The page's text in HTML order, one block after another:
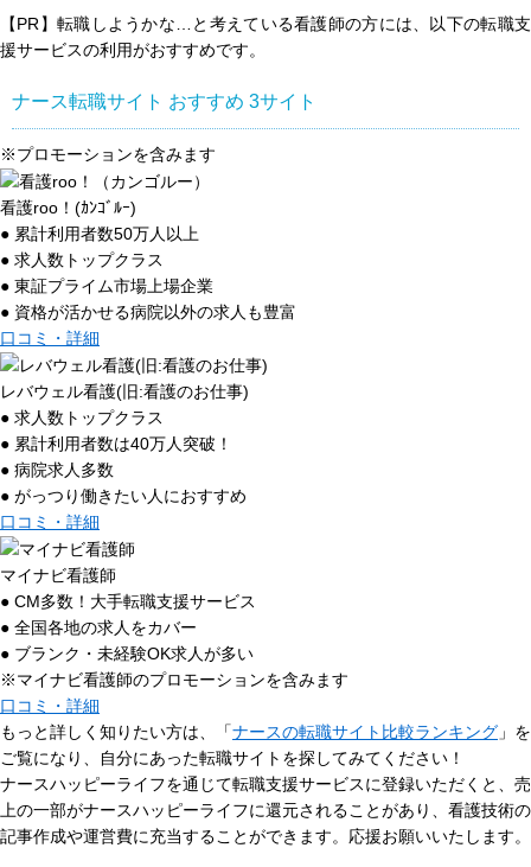
【PR】転職しようかな…と考えている看護師の方には、以下の転職支
援サービスの利用がおすすめです。
ナース転職サイト おすすめ 3サイト
※プロモーションを含みます
看護roo！(ｶﾝｺﾞﾙｰ)
● 累計利用者数50万人以上
● 求人数トップクラス
● 東証プライム市場上場企業
● 資格が活かせる病院以外の求人も豊富
口コミ・詳細
レバウェル看護(旧:看護のお仕事)
● 求人数トップクラス
● 累計利用者数は40万人突破！
● 病院求人多数
● がっつり働きたい人におすすめ
口コミ・詳細
マイナビ看護師
● CM多数！大手転職支援サービス
● 全国各地の求人をカバー
● ブランク・未経験OK求人が多い
※マイナビ看護師のプロモーションを含みます
口コミ・詳細
もっと詳しく知りたい方は、「ナースの転職サイト比較ランキング 」を
ご覧になり、自分にあった転職サイトを探してみてください！
ナースハッピーライフを通じて転職支援サービスに登録いただくと、売
上の一部がナースハッピーライフに還元されることがあり、看護技術の
記事作成や運営費に充当することができます。応援お願いいたします。